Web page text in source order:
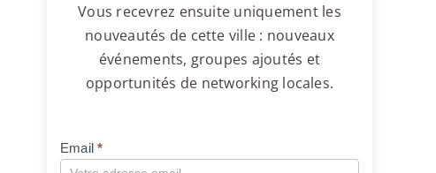
Vous recevrez ensuite uniquement les
nouveautés de cette ville : nouveaux
événements, groupes ajoutés et
opportunités de networking locales.
Compte
Email*